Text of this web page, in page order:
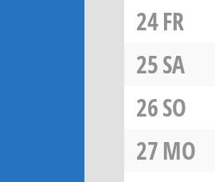
24FR
25SA
26SO
27MO